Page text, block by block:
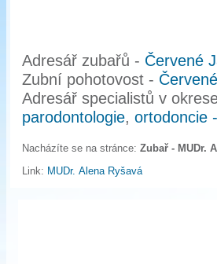
Adresář zubařů - Červené
Zubní pohotovost -
Adresář specialistů v
parodontologie, ortodoncie
Nacházíte se na stránce: Zubař - MUDr.
Link: MUDr. Alena Ryšavá